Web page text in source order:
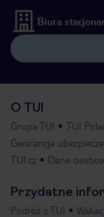
Biura
O TUI
Grupa TUI TUI
Gwarancja
TUI.cz
Dane
Przydatne
Podróż z TUI